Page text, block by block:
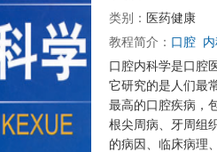
类别： 医药健康
教程简介： 口腔
口腔内科学是口腔
它研究的是人们最
最高的口腔疾病，
根尖周病、牙周组
的病因、临床病理